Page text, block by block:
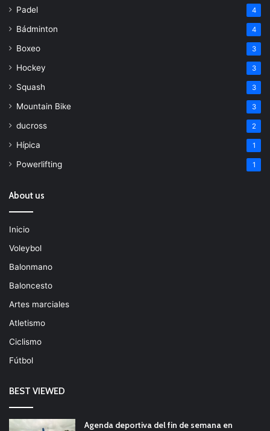
Padel 4
Bádminton 4
Boxeo 3
Hockey 3
Squash 3
Mountain Bike 3
ducross 2
Hípica 1
Powerlifting 1
About us
Inicio
Voleybol
Balonmano
Baloncesto
Artes marciales
Atletismo
Ciclismo
Fútbol
BEST VIEWED
Agenda deportiva del fin de semana en